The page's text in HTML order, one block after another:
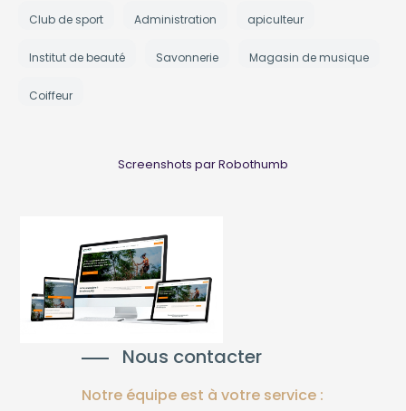
Club de sport Administration apiculteur
Institut de beauté Savonnerie Magasin de musique
Coiffeur
Screenshots par Robothumb
Nous contacter
Notre équipe est à votre service :